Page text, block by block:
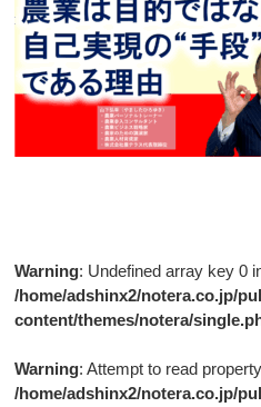
Warning: Undefined array key 0
/home/adshinx2/notera.co.jp/
content/themes/notera/
Warning: Attempt to read
/home/adshinx2/notera.co.jp/